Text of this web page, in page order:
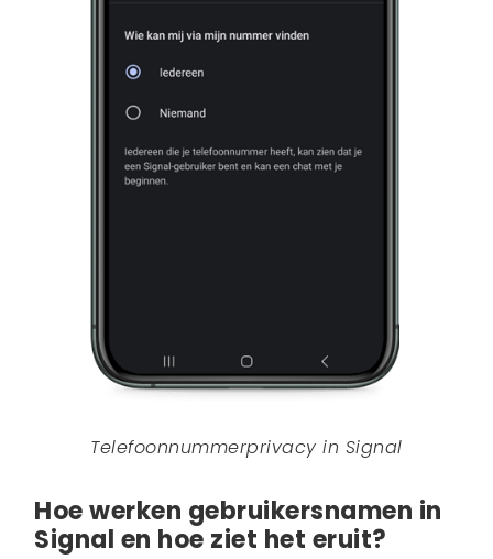
Telefoonnummerprivacy in Signal
Hoe werken gebruikersnamen in
Signal en hoe ziet het eruit?